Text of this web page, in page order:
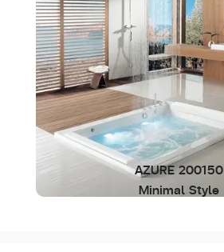
AZURE 200150
Minimal Style